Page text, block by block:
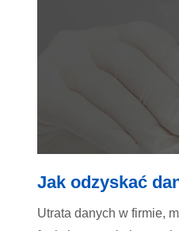
Jak odzyskać
Utrata danych w firmie,